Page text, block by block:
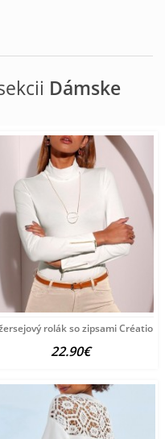
Dámske
rolák so zipsami Création
22.90€